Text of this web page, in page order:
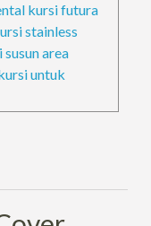
kursi futura
stainless
area
untuk